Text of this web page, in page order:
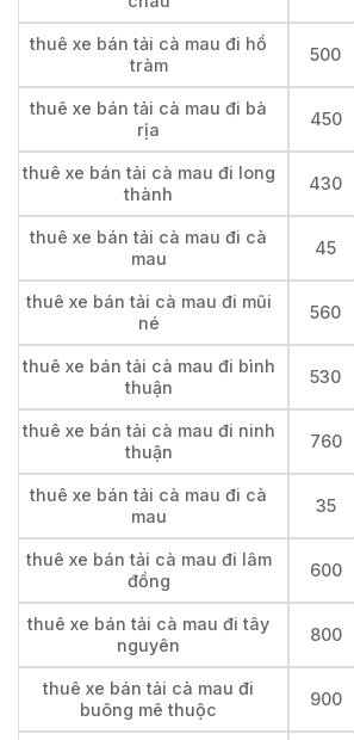
thuê xe bán tải cà mau đi hồ
tràm
500
thuê xe bán tải cà mau đi bà
rịa
450
thuê xe bán tải cà mau đi long
thành
430
thuê xe bán tải cà mau đi cà
mau
45
thuê xe bán tải cà mau đi mũi
né
560
thuê xe bán tải cà mau đi bình
thuận
530
thuê xe bán tải cà mau đi ninh
thuận
760
thuê xe bán tải cà mau đi cà
mau
35
thuê xe bán tải cà mau đi lâm
đồng
600
thuê xe bán tải cà mau đi tây
nguyên
800
thuê xe bán tải cà mau đi
buông mê thuộc
900